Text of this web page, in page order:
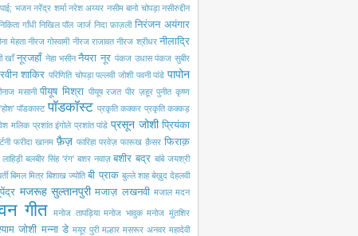
भजन नरेंद्र शर्मा नरेश अय्यर नसीम बानो चोपड़ा नसीरुद्दीन
गाँधी निखिल पॉल जार्ज निदा फ़ाज़ली निरंजन अयंगार
मेहता नीरज गोस्वामी नीरज राजावत नीरज श्रीधर नीलाद्रि
खाँ नूरजहाँ नेहा भसीन नैयरा नूर पंकज उधास पंकज सुबीर
शाकिर परिणिति चोपड़ा पल्लवी जोशी पवनी पांडे पापोन
मसानी पीयूष मिश्रा पीयूष रजत पीर ज़हूर पुनीत कृष्ण
पॉडकास्ट पॉडकॉस्ट प्रकृति कक्कर प्रकृति कक्कड़
मलिक प्रशांत इंगोले प्रशांत पांडे प्रसून जोशी प्रियंका
फरीदा खानम फ़ैज़ फारिहा परवेज़ फारूख क़ैसर फिराक़
लाहिड़ी बलबीर सिंह 'रंग' बशर नवाज़ बशीर बद्र बांबे जयश्री
बिमल मित्र बिशाख ज्योति बी प्राक बुल्ले शाह बेख़ुद देहलवी
मजरूह सुल्तानपुरी मजाज़ लखनवी मजाल मदन
गीत मनोज तापड़िया मनोज भावुक मनोज मुंतशिर
जोशी मन्ना डे मयूर पुरी मल्हार मसरूर अनवर महादेवी